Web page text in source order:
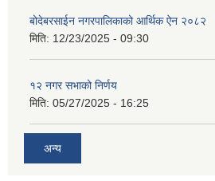
बोदेबरसाईन नगरपालिकाको आर्थिक ऐन २०८२
मिति: 12/23/2025 - 09:30
१२ नगर सभाको निर्णय
मिति: 05/27/2025 - 16:25
अन्य